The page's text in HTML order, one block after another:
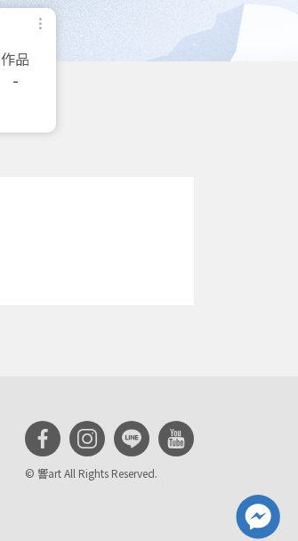
作品
-
© 響art All Rights Reserved.